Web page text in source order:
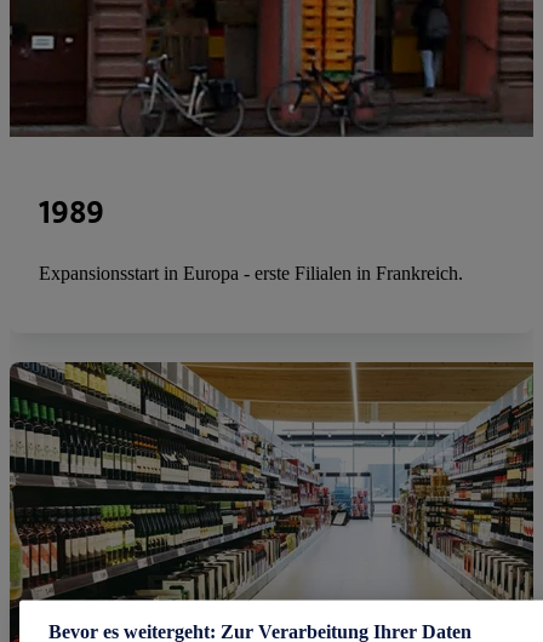
1989
Expansionsstart in Europa - erste Filialen in Frankreich.
Bevor es weitergeht: Zur Verarbeitung Ihrer Daten